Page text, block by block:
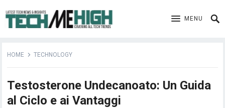
MENU
HOME TECHNOLOGY
Testosterone Undecanoato: Un Guida
al Ciclo e ai Vantaggi